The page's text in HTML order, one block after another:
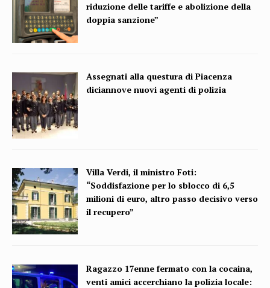
riduzione delle tariffe e abolizione della
doppia sanzione”
Assegnati alla questura di Piacenza
diciannove nuovi agenti di polizia
Villa Verdi, il ministro Foti:
“Soddisfazione per lo sblocco di 6,5
milioni di euro, altro passo decisivo verso
il recupero”
Ragazzo 17enne fermato con la cocaina,
venti amici accerchiano la polizia locale: